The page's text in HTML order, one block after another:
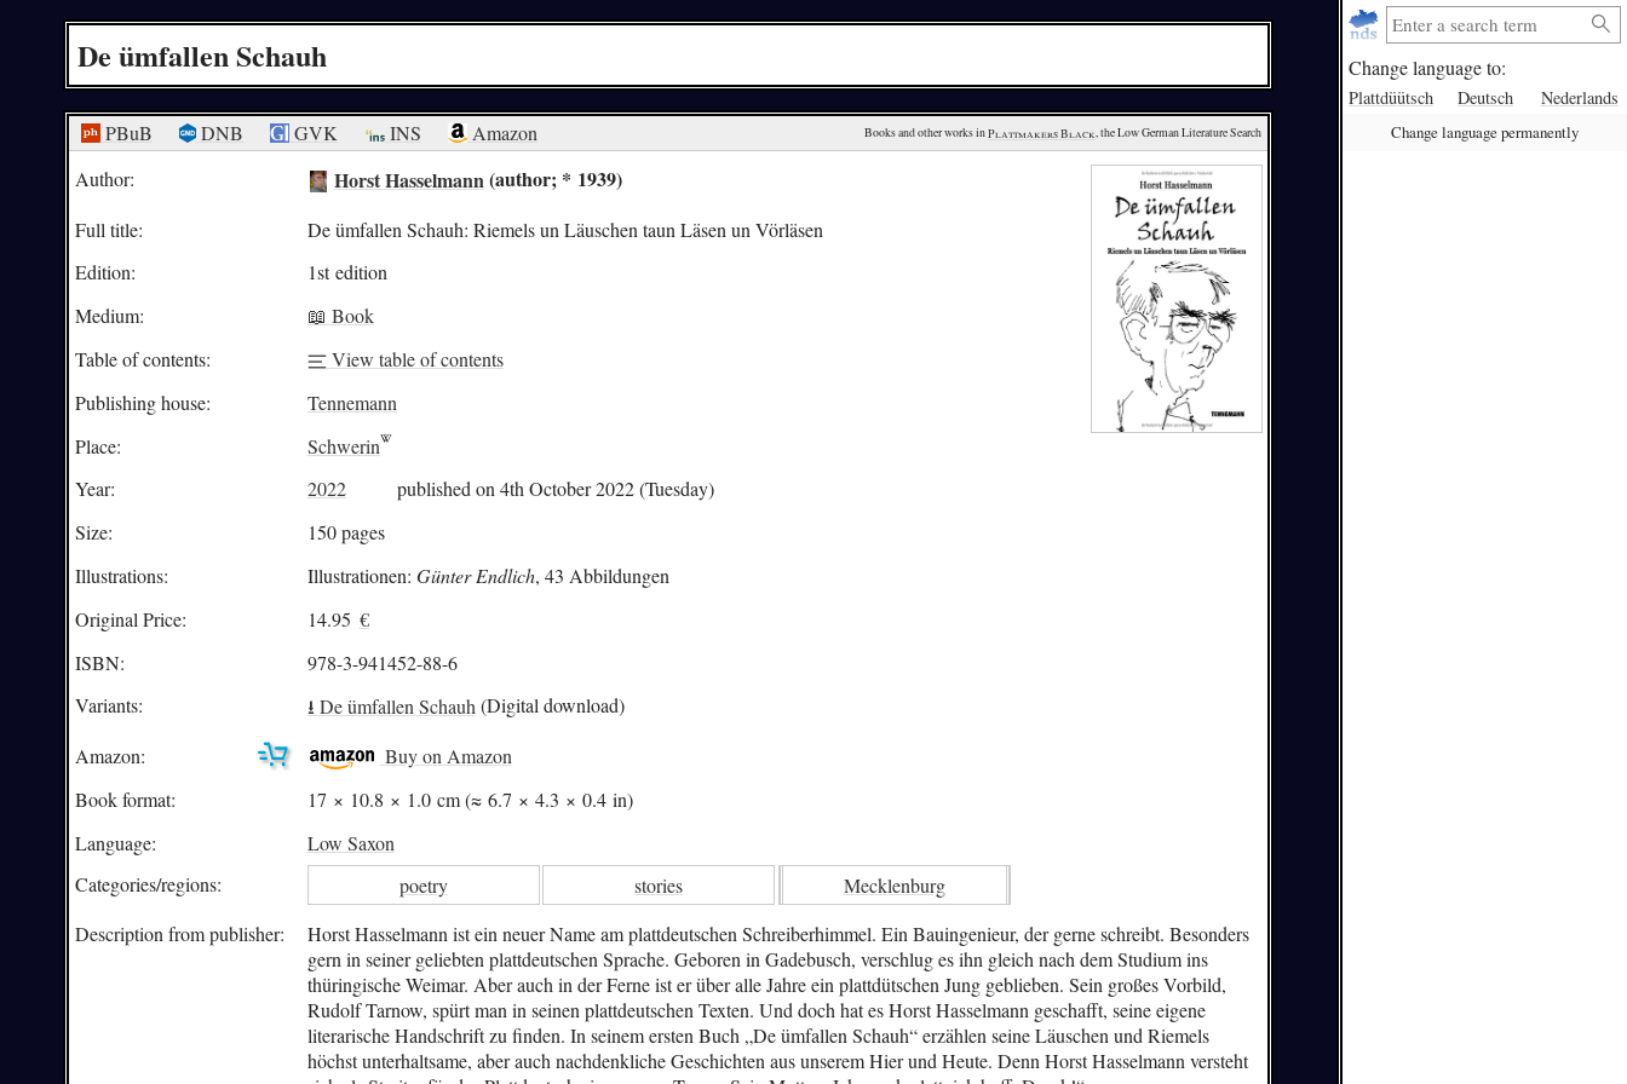
Change language to:
Plattdüütsch Deutsch Nederlands
Change language permanently
De ümfallen Schauh
PBuB DNB GVK INS Amazon Books and other works in Plattmakers Black, the Low German Literature Search
Author: Horst Hasselmann (author; * 1939)
Full title:
De ümfallen Schauh: Riemels un Läuschen taun Läsen un Vörläsen
Edition:
1st edition
Medium:
📖 Book
Table of contents:
View table of contents
Publishing house:
Tennemann
Place:
Schwerin
Year:
2022
published on 4th October 2022 (Tuesday)
Size:
150 pages
Illustrations:
Illustrationen: Günter Endlich, 43 Abbildungen
Original Price:
14.95 €
ISBN:
978-3-941452-88-6
Variants:
⭳ De ümfallen Schauh (Digital download)
Amazon:
Buy on Amazon
Book format:
17 × 10.8 × 1.0 cm (≈ 6.7 × 4.3 × 0.4 in)
Language:
Low Saxon
Categories/regions: poetry stories
Mecklenburg
Description from publisher:
Horst Hasselmann ist ein neuer Name am plattdeutschen Schreiberhimmel. Ein Bauingenieur, der gerne schreibt. Besonders
gern in seiner geliebten plattdeutschen Sprache. Geboren in Gadebusch, verschlug es ihn gleich nach dem Studium ins
thüringische Weimar. Aber auch in der Ferne ist er über alle Jahre ein plattdütschen Jung geblieben. Sein großes Vorbild,
Rudolf Tarnow, spürt man in seinen plattdeutschen Texten. Und doch hat es Horst Hasselmann geschafft, seine eigene
literarische Handschrift zu finden. In seinem ersten Buch „De ümfallen Schauh“ erzählen seine Läuschen und Riemels
höchst unterhaltsame, aber auch nachdenkliche Geschichten aus unserem Hier und Heute. Denn Horst Hasselmann versteht